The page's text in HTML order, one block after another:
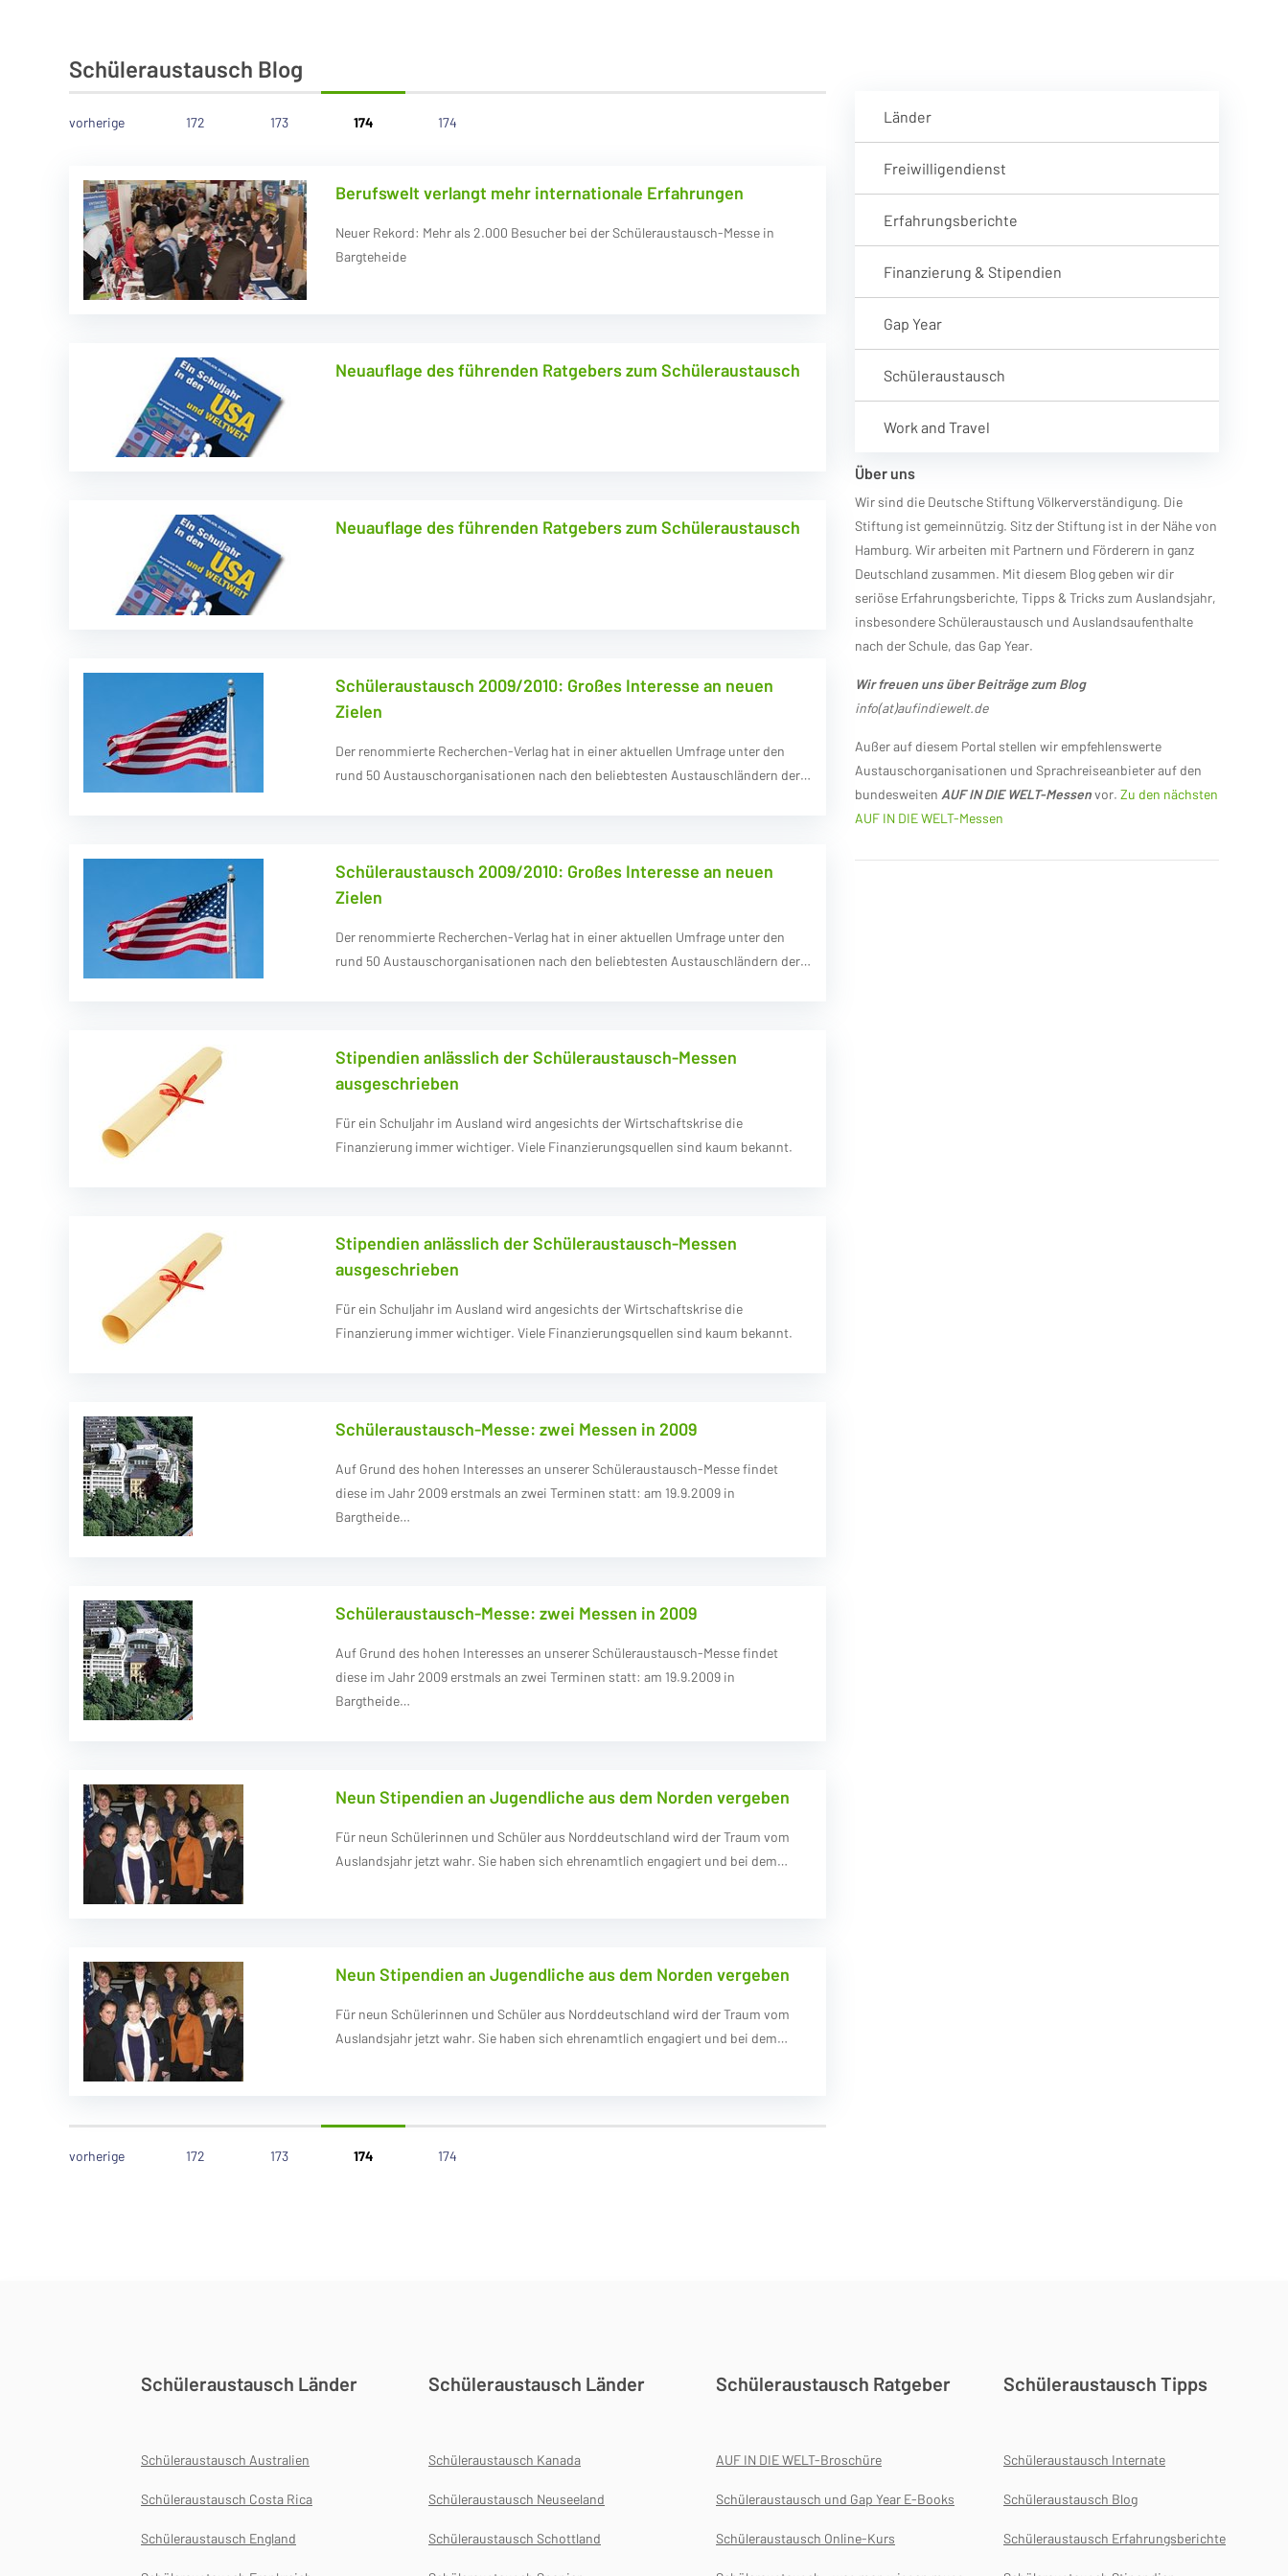
Schüleraustausch Blog
vorherige 172 173 174 174
Berufswelt verlangt mehr internationale Erfahrungen
Neuer Rekord: Mehr als 2.000 Besucher bei der Schüleraustausch-Messe in
Bargteheide
Neuauflage des führenden Ratgebers zum Schüleraustausch
Neuauflage des führenden Ratgebers zum Schüleraustausch
Schüleraustausch 2009/2010: Großes Interesse an neuen
Zielen
Der renommierte Recherchen-Verlag hat in einer aktuellen Umfrage unter den
rund 50 Austauschorganisationen nach den beliebtesten Austauschländern der…
Schüleraustausch 2009/2010: Großes Interesse an neuen
Zielen
Der renommierte Recherchen-Verlag hat in einer aktuellen Umfrage unter den
rund 50 Austauschorganisationen nach den beliebtesten Austauschländern der…
Stipendien anlässlich der Schüleraustausch-Messen
ausgeschrieben
Für ein Schuljahr im Ausland wird angesichts der Wirtschaftskrise die
Finanzierung immer wichtiger. Viele Finanzierungsquellen sind kaum bekannt.
Stipendien anlässlich der Schüleraustausch-Messen
ausgeschrieben
Für ein Schuljahr im Ausland wird angesichts der Wirtschaftskrise die
Finanzierung immer wichtiger. Viele Finanzierungsquellen sind kaum bekannt.
Schüleraustausch-Messe: zwei Messen in 2009
Auf Grund des hohen Interesses an unserer Schüleraustausch-Messe findet
diese im Jahr 2009 erstmals an zwei Terminen statt: am 19.9.2009 in
Bargtheide…
Schüleraustausch-Messe: zwei Messen in 2009
Auf Grund des hohen Interesses an unserer Schüleraustausch-Messe findet
diese im Jahr 2009 erstmals an zwei Terminen statt: am 19.9.2009 in
Bargtheide…
Neun Stipendien an Jugendliche aus dem Norden vergeben
Für neun Schülerinnen und Schüler aus Norddeutschland wird der Traum vom
Auslandsjahr jetzt wahr. Sie haben sich ehrenamtlich engagiert und bei dem…
Neun Stipendien an Jugendliche aus dem Norden vergeben
Für neun Schülerinnen und Schüler aus Norddeutschland wird der Traum vom
Auslandsjahr jetzt wahr. Sie haben sich ehrenamtlich engagiert und bei dem…
vorherige 172 173 174 174
Länder
Freiwilligendienst
Erfahrungsberichte
Finanzierung & Stipendien
Gap Year
Schüleraustausch
Work and Travel
Über uns
Wir sind die Deutsche Stiftung Völkerverständigung. Die
Stiftung ist gemeinnützig. Sitz der Stiftung ist in der Nähe von
Hamburg. Wir arbeiten mit Partnern und Förderern in ganz
Deutschland zusammen. Mit diesem Blog geben wir dir
seriöse Erfahrungsberichte, Tipps & Tricks zum Auslandsjahr,
insbesondere Schüleraustausch und Auslandsaufenthalte
nach der Schule, das Gap Year.
Wir freuen uns über Beiträge zum Blog
info(at)aufindiewelt.de
Außer auf diesem Portal stellen wir empfehlenswerte
Austauschorganisationen und Sprachreiseanbieter auf den
bundesweiten AUF IN DIE WELT-Messenvor. Zu den nächsten
AUF IN DIE WELT-Messen
Schüleraustausch Länder
Schüleraustausch Australien
Schüleraustausch Costa Rica
Schüleraustausch England
Schüleraustausch Länder
Schüleraustausch Kanada
Schüleraustausch Neuseeland
Schüleraustausch Schottland
Schüleraustausch Ratgeber
AUF IN DIE WELT-Broschüre
Schüleraustausch und Gap Year E-Books
Schüleraustausch Online-Kurs
Schüleraustausch Tipps
Schüleraustausch Internate
Schüleraustausch Blog
Schüleraustausch Erfahrungsberichte